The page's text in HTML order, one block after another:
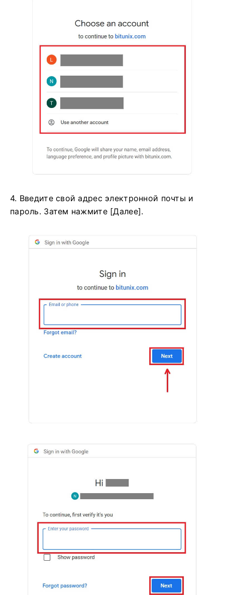
4. Введите свой адрес электронной почты и
пароль. Затем нажмите [Далее].